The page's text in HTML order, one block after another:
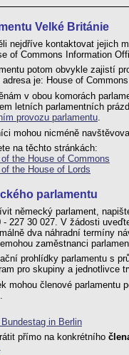
Velké Británie
nejdříve kontaktovat jejich
of Commons Information
potom obvykle zajistí
je: House of
v obou komorách
letních parlamentních
provozu parlamentu
mohou nicméně
na těchto stránkách:
the House of Commons
the House of Lords
parlamentu
německý parlament,
- 227 30 027. V žádosti
dva náhradní termíny
zaměstnanci
prohlídky parlamentu s
pro skupiny a jednotlivce
mohou členové parlamentu
in Berlin
přímo na konkrétního
.